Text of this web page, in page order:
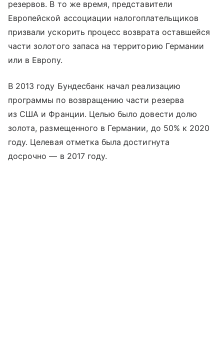
резервов. В то же время, представители
Европейской ассоциации налогоплательщиков
призвали ускорить процесс возврата оставшейся
части золотого запаса на территорию Германии
или в Европу.
В 2013 году Бундесбанк начал реализацию
программы по возвращению части резерва
из США и Франции. Целью было довести долю
золота, размещенного в Германии, до 50% к 2020
году. Целевая отметка была достигнута
досрочно — в 2017 году.